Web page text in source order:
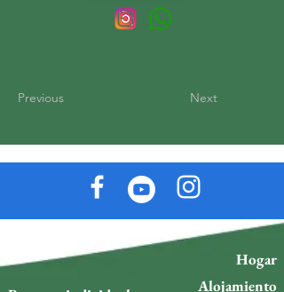
Previous Next
Hogar
Alojamiento